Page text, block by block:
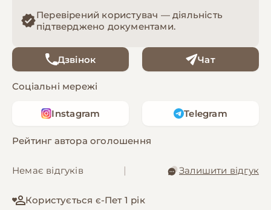
Перевірений користувач — діяльність
підтверджено документами.
Дзвінок Чат
Соціальні мережі
Instagram Telegram
Рейтинг автора оголошення
Немає відгуків Залишити відгук
Користується є-Пет 1 рік